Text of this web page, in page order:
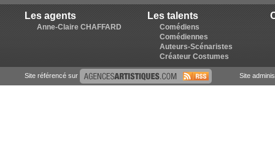
Les agents
Anne-Claire CHAFFARD
Les talents
Comédiens
Comédiennes
Auteurs-Scénaristes
Créateur Costumes
Site référencé sur Site